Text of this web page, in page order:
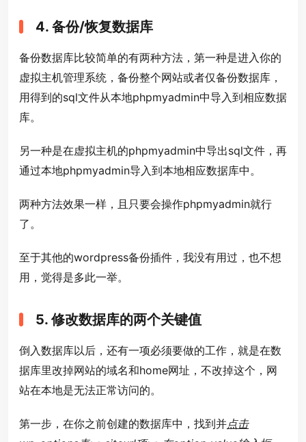
4. 备份/恢复数据库
备份数据库比较简单的有两种方法，第一种是进入你的
虚拟主机管理系统，备份整个网站或者仅备份数据库，
用得到的sql文件从本地phpmyadmin中导入到相应数据
库。
另一种是在虚拟主机的phpmyadmin中导出sql文件，再
通过本地phpmyadmin导入到本地相应数据库中。
两种方法效果一样，且只要会操作phpmyadmin就行
了。
至于其他的wordpress备份插件，我没有用过，也不想
用，觉得是多此一举。
5. 修改数据库的两个关键值
倒入数据库以后，还有一项必须要做的工作，就是在数
据库里改掉网站的域名和home网址，不改掉这个，网
站在本地是无法正常访问的。
第一步，在你之前创建的数据库中，找到并点击